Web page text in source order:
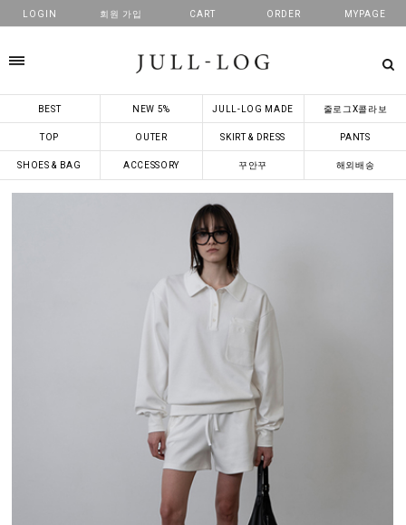
LOGIN 회원 가입 CART ORDER MYPAGE
BEST NEW 5% JULL-LOG MADE 줄로그X콜라보
TOP OUTER SKIRT & DRESS PANTS
SHOES & BAG ACCESSORY 꾸안꾸 해외배송